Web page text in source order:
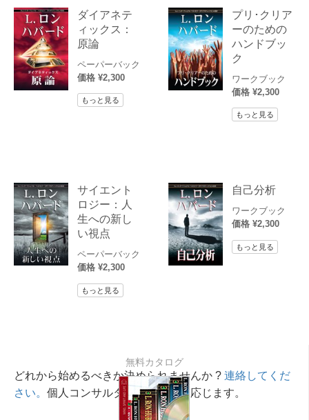
ダイアネテ
ィックス：
原論
ペーパーバック
価格 ¥2,300
もっと見る
プリ･クリア
ーのための
ハンドブッ
ク
ワークブック
価格 ¥2,300
もっと見る
サイエント
ロジー：人
生への新し
い視点
ペーパーバック
価格 ¥2,300
もっと見る
自己分析
ワークブック
価格 ¥2,300
もっと見る
どれから始めるべきか決められませんか ? 連絡してくだ
さい。 個人コンサルタントが相談に応じます。
無料カタログ